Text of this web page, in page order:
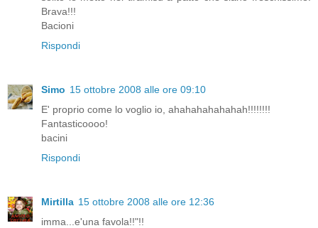
Brava!!!
Bacioni
Rispondi
Simo 15 ottobre 2008 alle ore 09:10
E' proprio come lo voglio io, ahahahahahahah!!!!!!!!
Fantasticoooo!
bacini
Rispondi
Mirtilla 15 ottobre 2008 alle ore 12:36
imma...e'una favola!!"!!